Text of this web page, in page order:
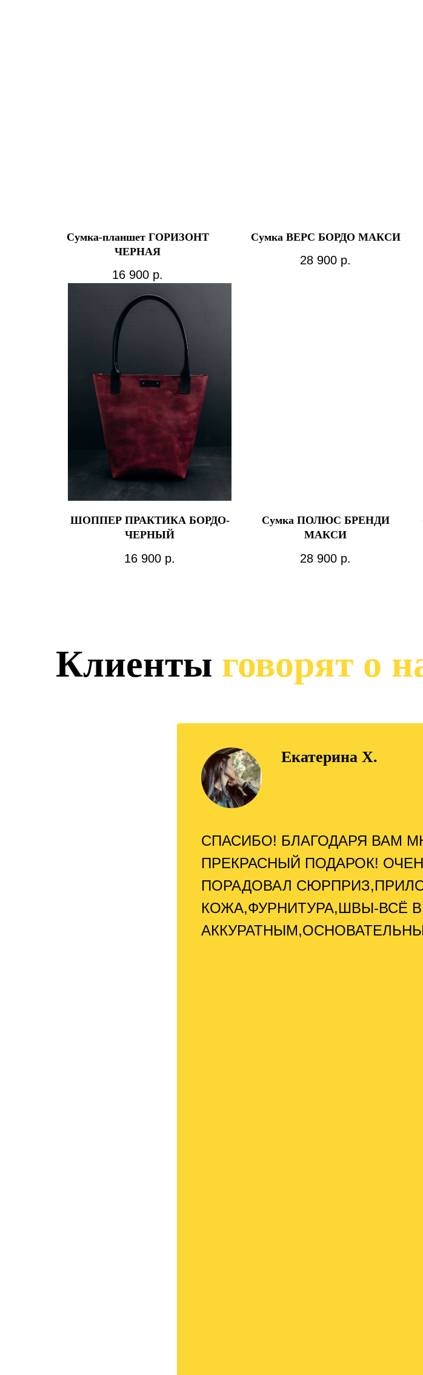
Сумка-планшет ГОРИЗОНТ
ЧЕРНАЯ
16 900 р.
Сумка ВЕРС БОРДО МАКСИ
28 900 р.
ШОППЕР ПРАКТИКА БОРДО-
ЧЕРНЫЙ
16 900 р.
Сумка ПОЛЮС БРЕНДИ
МАКСИ
28 900 р.
Клиенты говорят о
Екатерина Х.
СПАСИБО! БЛАГОДАРЯ ВАМ
ПРЕКРАСНЫЙ ПОДАРОК!
ПОРАДОВАЛ
КОЖА,ФУРНИТУРА,ШВЫ-ВСЁ